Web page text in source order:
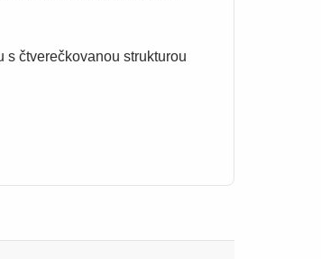
čtverečkovanou strukturou